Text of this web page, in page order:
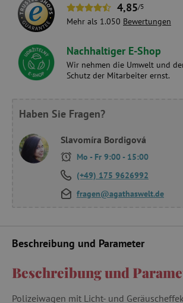
4,85/5
Mehr als 1.050 Bewertungen
Nachhaltiger E-Shop
Wir nehmen die Umwelt und
Schutz der Mitarbeiter ernst.
Haben Sie Fragen?
Slavomíra Bordigová
Mo - Fr 9:00 - 15:00
(+49) 175 9626992
fragen@agathaswelt.de
Beschreibung und Parameter
Beschreibung und
Polizeiwagen mit Licht- und